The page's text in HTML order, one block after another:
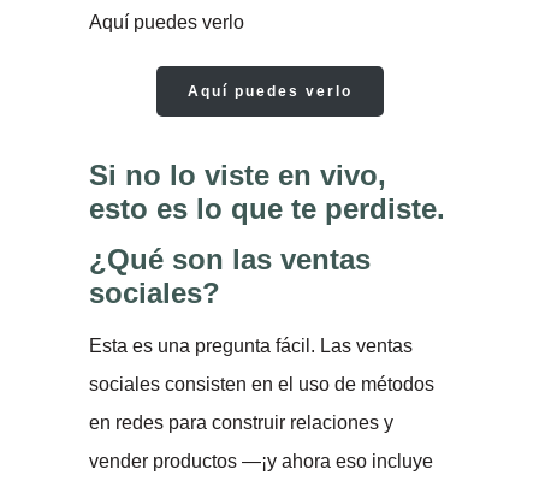
Aquí puedes verlo
Aquí puedes verlo
Si no lo viste en vivo,
esto es lo que te perdiste.
¿Qué son las ventas
sociales?
Esta es una pregunta fácil. Las ventas
sociales consisten en el uso de métodos
en redes para construir relaciones y
vender productos —¡y ahora eso incluye